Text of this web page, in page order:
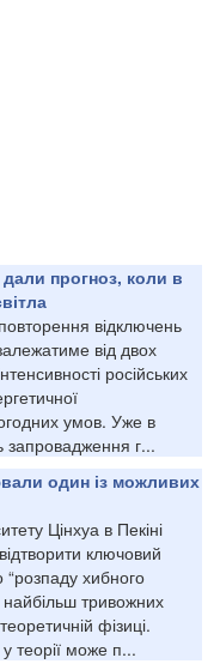
прогноз, коли в
відключень
від двох
російських
умов. Уже в
запровадження г...
один із можливих
Цінхуа в Пекіні
ключовий
“розпаду хибного
тривожних
фізиці.
теорії може п...